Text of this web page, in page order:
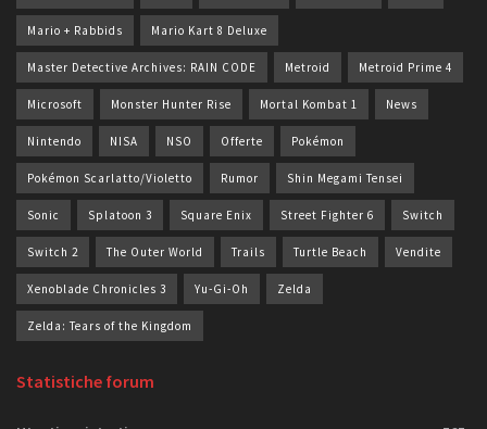
Mario + Rabbids Mario Kart 8 Deluxe
Master Detective Archives: RAIN CODE Metroid Metroid Prime 4
Microsoft Monster Hunter Rise Mortal Kombat 1 News
Nintendo NISA NSO Offerte Pokémon
Pokémon Scarlatto/Violetto Rumor Shin Megami Tensei
Sonic Splatoon 3 Square Enix Street Fighter 6 Switch
Switch 2 The Outer World Trails Turtle Beach Vendite
Xenoblade Chronicles 3 Yu-Gi-Oh Zelda
Zelda: Tears of the Kingdom
Statistiche forum